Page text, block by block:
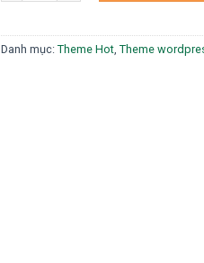
Danh mục: Theme Hot Theme